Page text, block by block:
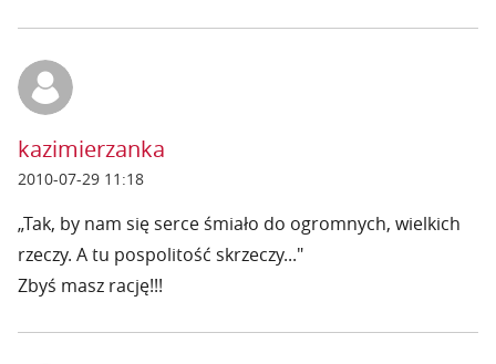
kazimierzanka
2010-07-29 11:18
„Tak, by nam się serce śmiało do ogromnych, wielkich
rzeczy. A tu pospolitość skrzeczy..."
Zbyś masz rację!!!